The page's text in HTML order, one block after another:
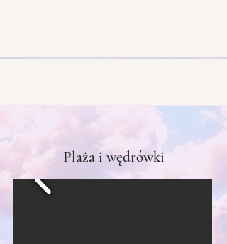
Plaża i wędrówki